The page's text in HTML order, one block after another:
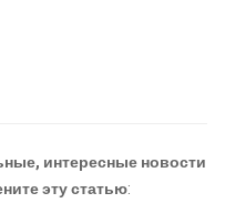
интересные новости
эту статью: